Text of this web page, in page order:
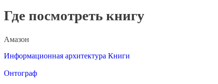
Где посмотреть книгу
Амазон
Информационная архитектура Книги
Онтограф